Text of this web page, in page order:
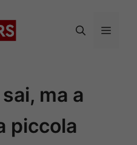
Menu
ma a
piccola